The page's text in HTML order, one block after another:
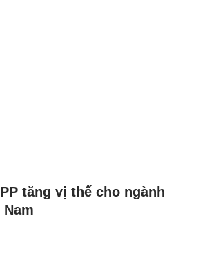
tăng vị thế cho ngành